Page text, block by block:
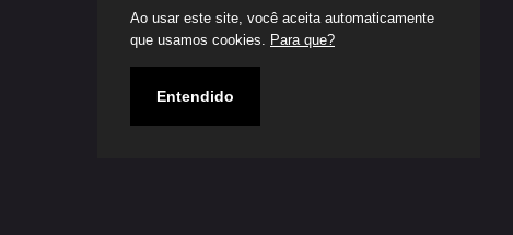
Ao usar este site, você aceita automaticamente
que usamos cookies. Para que?
Entendido